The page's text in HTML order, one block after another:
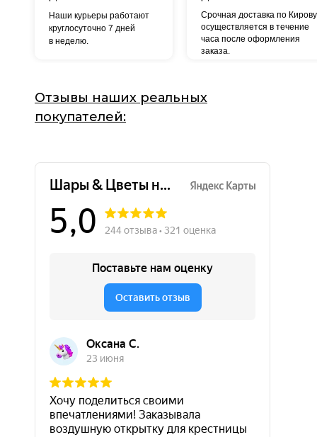
Срочная доставка по Кирову
осуществляется в течение
часа после оформления
заказа.
Наши курьеры работают
круглосуточно 7 дней
в неделю.
Отзывы наших реальных
покупателей: